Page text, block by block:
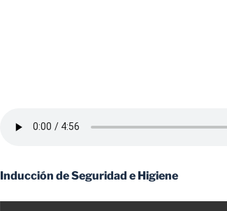
Inducción de Seguridad e Higiene